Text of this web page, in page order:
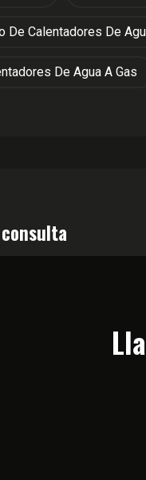
De Calentadores De
De Agua A Gas